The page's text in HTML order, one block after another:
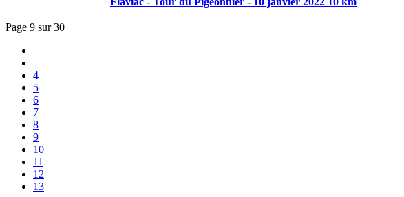
Page 9 sur 30
4
5
6
7
8
9
10
11
12
13